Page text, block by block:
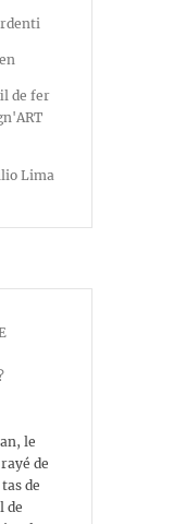
de fer
Lima
le
de
de
de